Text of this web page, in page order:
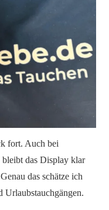
fort. Auch bei
bleibt das Display klar
das schätze ich
Urlaubstauchgängen.